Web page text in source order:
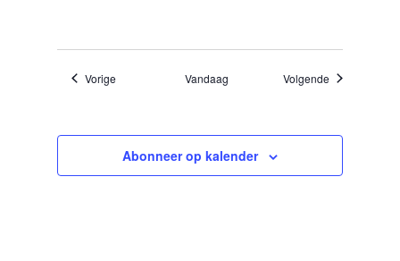
Vorige Vandaag VolgendeEvenementen
Abonneer op kalender